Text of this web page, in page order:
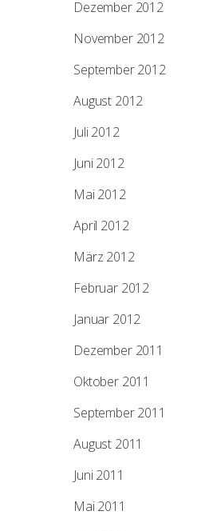
Dezember 2012
November 2012
September 2012
August 2012
Juli 2012
Juni 2012
Mai 2012
April 2012
März 2012
Februar 2012
Januar 2012
Dezember 2011
Oktober 2011
September 2011
August 2011
Juni 2011
Mai 2011